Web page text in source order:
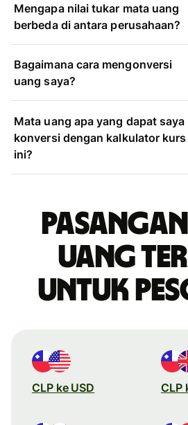
Mengapa nilai tukar mata uang
berbeda di antara perusahaan?
Bagaimana cara mengonversi
uang saya?
Mata uang apa yang dapat saya
konversi dengan kalkulator kurs
ini?
uang
untuk
CLP ke USD CLP